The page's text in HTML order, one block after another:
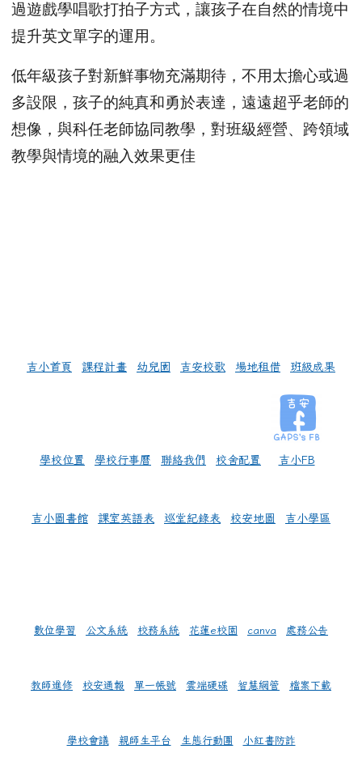
過遊戲學唱歌打拍子方式，讓孩子在自然的情境中
提升英文單字的運用。
低年級孩子對新鮮事物充滿期待，不用太擔心或過
多設限，孩子的純真和勇於表達，遠遠超乎老師的
想像，與科任老師協同教學，對班級經營、跨領域
教學與情境的融入效果更佳
吉小首頁 課程計畫 幼兒園 吉安校歌 場地租借 班級成果
學校位置 學校行事曆 聯絡我們 校舍配置 吉小FB
吉小圖書館 課室英語表 巡堂紀錄表 校安地圖 吉小學區
數位學習 公文系統 校務系統 花蓮e校園 canva 處務公告
教師進修 校安通報 單一帳號 雲端硬碟 智慧網管 檔案下載
學校會議 親師生平台 生態行動團 小紅書防詐